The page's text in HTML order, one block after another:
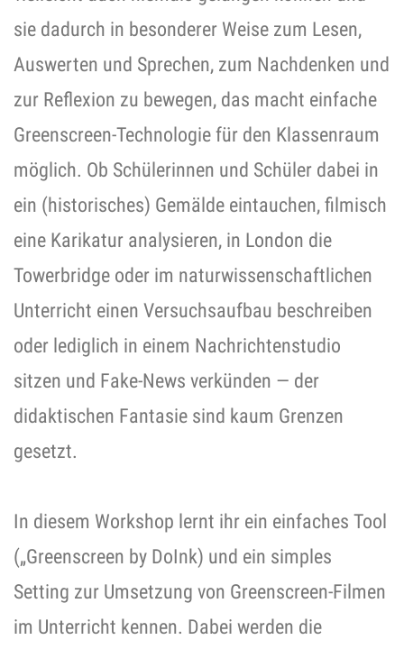
sie dadurch in besonderer Weise zum Lesen,
Auswerten und Sprechen, zum Nachdenken und
zur Reflexion zu bewegen, das macht einfache
Greenscreen-Technologie für den Klassenraum
möglich. Ob Schülerinnen und Schüler dabei in
ein (historisches) Gemälde eintauchen, filmisch
eine Karikatur analysieren, in London die
Towerbridge oder im naturwissenschaftlichen
Unterricht einen Versuchsaufbau beschreiben
oder lediglich in einem Nachrichtenstudio
sitzen und Fake-News verkünden — der
didaktischen Fantasie sind kaum Grenzen
gesetzt.
In diesem Workshop lernt ihr ein einfaches Tool
(„Greenscreen by DoInk) und ein simples
Setting zur Umsetzung von Greenscreen-Filmen
im Unterricht kennen. Dabei werden die